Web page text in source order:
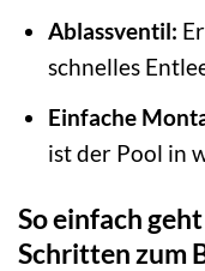
Ablassventil:
schnelles
Einfache
ist der Pool in
So einfach
Schritten zum